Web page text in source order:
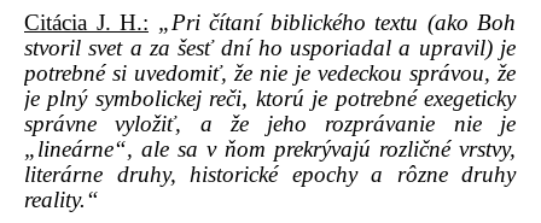
Citácia J. H.: „Pri čítaní biblického textu (ako Boh
stvoril svet a za šesť dní ho usporiadal a upravil) je
potrebné si uvedomiť, že nie je vedeckou správou, že
je plný symbolickej reči, ktorú je potrebné exegeticky
správne vyložiť, a že jeho rozprávanie nie je
„lineárne“, ale sa v ňom prekrývajú rozličné vrstvy,
literárne druhy, historické epochy a rôzne druhy
reality.“